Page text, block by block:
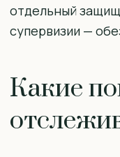
отдельный
супервизии —
Какие